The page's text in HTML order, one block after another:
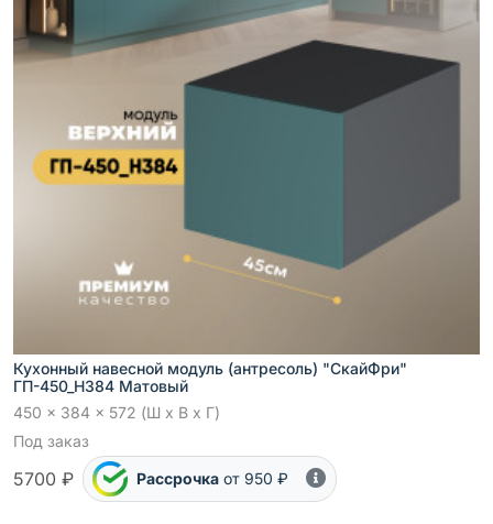
Кухонный навесной модуль (антресоль) "СкайФри"
ГП-450_Н384 Матовый
450 x 384 x 572 (Ш x В x Г)
Под заказ
5700 ₽ Рассрочка от 950 ₽